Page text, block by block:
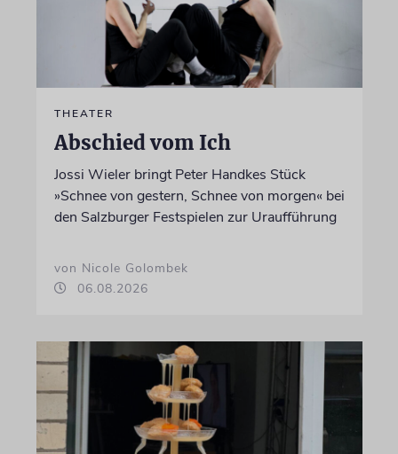
THEATER
Abschied vom Ich
Jossi Wieler bringt Peter Handkes Stück
»Schnee von gestern, Schnee von morgen« bei
den Salzburger Festspielen zur Uraufführung
von Nicole Golombek
06.08.2026